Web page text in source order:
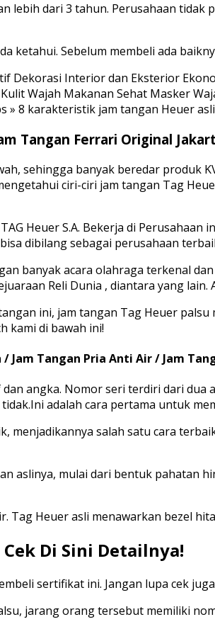
lebih dari 3 tahun. Perusahaan
ketahui. Sebelum membeli ada
Dekorasi Interior dan Eksterior
Wajah Makanan Sehat Masker
8 karakteristik jam tangan Heuer
Tangan Ferrari Original
sehingga banyak beredar produk
ciri-ciri jam tangan Tag
Heuer S.A. Bekerja di
dibilang sebagai perusahaan
banyak acara olahraga terkenal
Reli Dunia , diantara yang lain.
ini, jam tangan Tag Heuer
kami di bawah ini!
Jam Tangan Pria Anti Air / Jam
angka. Nomor seri terdiri dari
adalah cara pertama untuk
menjadikannya salah satu cara
aslinya, mulai dari bentuk pahatan
Heuer asli menawarkan bezel
Di Sini Detailnya!
sertifikat ini. Jangan lupa cek
jarang orang tersebut memiliki